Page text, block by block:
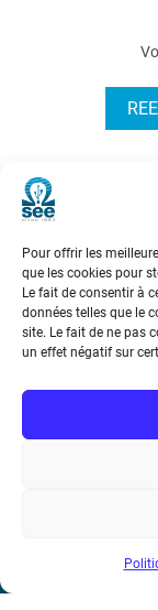
Pour offrir les
que les cookies pour
Le fait de consentir à
données telles que le
site. Le fait de ne pas
un effet négatif sur
The
2006